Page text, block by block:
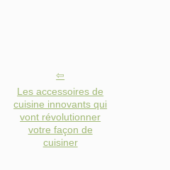
Les accessoires de
cuisine innovants qui
vont révolutionner
votre façon de
cuisiner